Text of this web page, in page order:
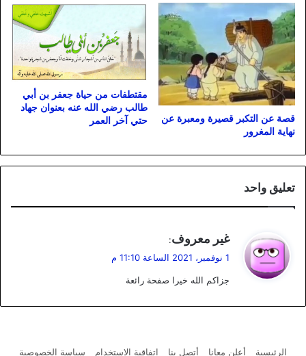
قصة عن التكبر قصيرة ومعبرة عن
نهاية المغرور
مقتطفات من حياة جعفر بن أبي
طالب رضي الله عنه بعنوان جهاد
حتي آخر العمر
تعليق واحد
ي
ق
ل
غير معروف:
1 نوفمبر، 2021 الساعة 11:10 م
جزاكم الله خيرا صفحة رائعة
الرئيسية أعلن معانا أتصل بنا اتفاقية الاستخدام سياسة الخصوصية